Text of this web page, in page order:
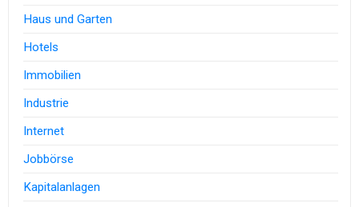
Haus und Garten
Hotels
Immobilien
Industrie
Internet
Jobbörse
Kapitalanlagen